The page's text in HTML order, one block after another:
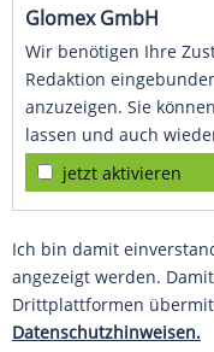
Glomex GmbH
Wir benötigen Ihre
Redaktion
anzuzeigen. Sie
lassen und auch
jetzt aktivieren
Ich bin damit
angezeigt werden.
Drittplattformen
Datenschutzhinweisen.